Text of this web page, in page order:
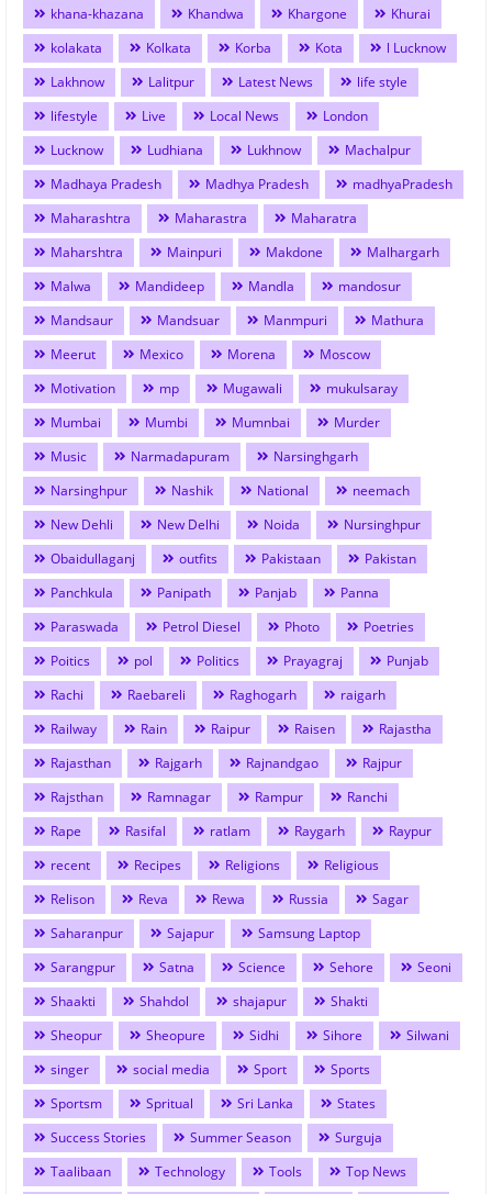
khana-khazana
Khandwa Khargone
Khurai
kolakata
Kolkata Korba Kota
l Lucknow
Lakhnow
Lalitpur Latest News
life style
lifestyle
Live Local News
London
Lucknow
Ludhiana Lukhnow
Machalpur
Madhaya Pradesh
Madhya Pradesh
madhyaPradesh
Maharashtra
Maharastra
Maharatra
Maharshtra
Mainpuri Makdone
Malhargarh
Malwa
Mandideep Mandla
mandosur
Mandsaur
Mandsuar Manmpuri
Mathura
Meerut
Mexico Morena
Moscow
Motivation
mp Mugawali
mukulsaray
Mumbai
Mumbi Mumnbai
Murder
Music
Narmadapuram
Narsinghgarh
Narsinghpur
Nashik National
neemach
New Dehli
New Delhi Noida
Nursinghpur
Obaidullaganj
outfits Pakistaan
Pakistan
Panchkula
Panipath Panjab
Panna
Paraswada
Petrol Diesel Photo
Poetries
Poitics
pol Politics Prayagraj
Punjab
Rachi
Raebareli Raghogarh
raigarh
Railway
Rain Raipur Raisen
Rajastha
Rajasthan
Rajgarh Rajnandgao
Rajpur
Rajsthan
Ramnagar Rampur
Ranchi
Rape
Rasifal ratlam Raygarh
Raypur
recent
Recipes Religions
Religious
Relison
Reva Rewa Russia
Sagar
Saharanpur
Sajapur
Samsung Laptop
Sarangpur
Satna Science Sehore
Seoni
Shaakti
Shahdol shajapur
Shakti
Sheopur
Sheopure Sidhi Sihore
Silwani
singer
social media Sport
Sports
Sportsm
Spritual Sri Lanka
States
Success Stories
Summer Season
Surguja
Taalibaan
Technology Tools
Top News